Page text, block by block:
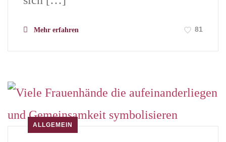
Mehr erfahren 81
ALLGEMEIN